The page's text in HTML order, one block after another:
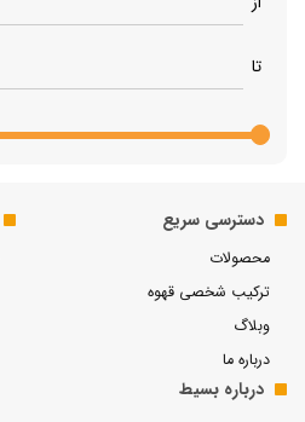
تا
دسترسی سریع
محصولات
ترکیب شخصی قهوه
وبلاگ
درباره ما
درباره بسیط